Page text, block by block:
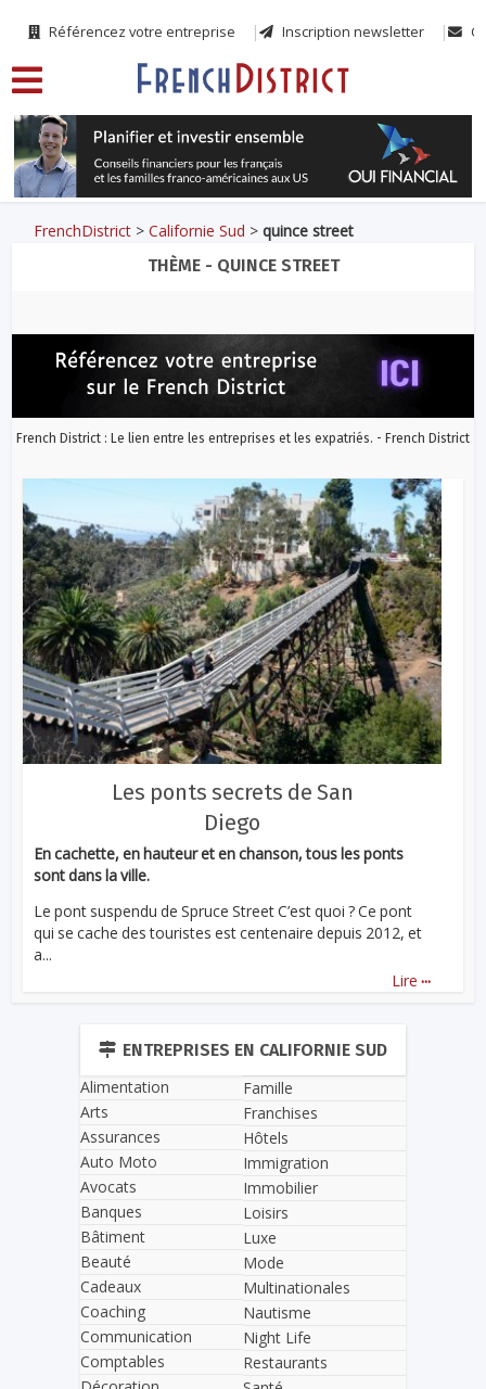
Référencez votre entreprise Inscription newsletter
FrenchDistrict >Californie Sud >quince street
THÈME - QUINCE STREET
French District : Le lien entre les entreprises et les expatriés. - French District
Les ponts secrets de San
Diego
En cachette, en hauteur et en chanson, tous les ponts
sont dans la ville.
Le pont suspendu de Spruce Street C’est quoi ? Ce pont
qui se cache des touristes est centenaire depuis 2012, et
a...
Lire ...
ENTREPRISES EN CALIFORNIE SUD
Alimentation
Arts
Assurances
Auto Moto
Avocats
Banques
Bâtiment
Beauté
Cadeaux
Coaching
Communication
Comptables
Famille
Franchises
Hôtels
Immigration
Immobilier
Loisirs
Luxe
Mode
Multinationales
Nautisme
Night Life
Restaurants